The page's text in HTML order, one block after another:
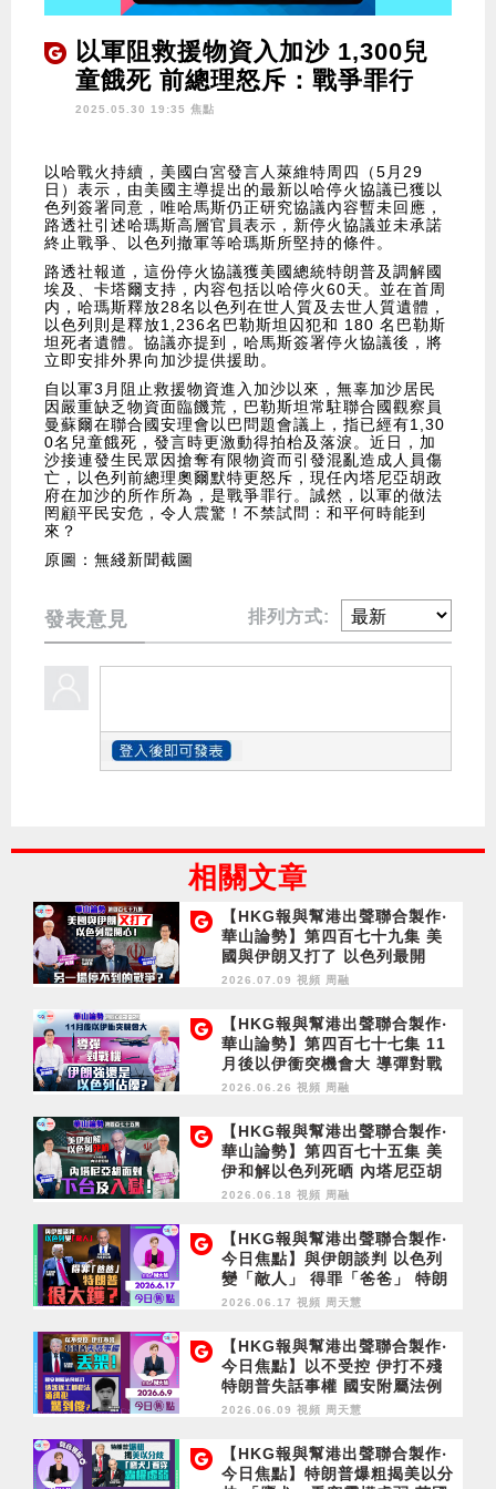
以軍阻救援物資入加沙 1,300兒
童餓死 前總理怒斥：戰爭罪行
2025.05.30 19:35 焦點
以哈戰火持續，美國白宮發言人萊維特周四（5月29
日）表示，由美國主導提出的最新以哈停火協議已獲以
色列簽署同意，唯哈馬斯仍正研究協議內容暫未回應，
路透社引述哈瑪斯高層官員表示，新停火協議並未承諾
終止戰爭、以色列撤軍等哈瑪斯所堅持的條件。
路透社報道，這份停火協議獲美國總統特朗普及調解國
埃及、卡塔爾支持，内容包括以哈停火60天。並在首周
内，哈瑪斯釋放28名以色列在世人質及去世人質遺體，
以色列則是釋放1,236名巴勒斯坦囚犯和 180 名巴勒斯
坦死者遺體。協議亦提到，哈馬斯簽署停火協議後，將
立即安排外界向加沙提供援助。
自以軍3月阻止救援物資進入加沙以來，無辜加沙居民
因嚴重缺乏物資面臨饑荒，巴勒斯坦常駐聯合國觀察員
曼蘇爾在聯合國安理會以巴問題會議上，指已經有1,30
0名兒童餓死，發言時更激動得拍枱及落淚。近日，加
沙接連發生民眾因搶奪有限物資而引發混亂造成人員傷
亡，以色列前總理奧爾默特更怒斥，現任內塔尼亞胡政
府在加沙的所作所為，是戰爭罪行。誠然，以軍的做法
罔顧平民安危，令人震驚！不禁試問：和平何時能到
來？
原圖：無綫新聞截圖
發表意見 排列方式:
相關文章
【HKG報與幫港出聲聯合製作‧
華山論勢】第四百七十九集 美
國與伊朗又打了 以色列最開
心！另一場停不到的戰爭？
2026.07.09 視頻 周融
【HKG報與幫港出聲聯合製作‧
華山論勢】第四百七十七集 11
月後以伊衝突機會大 導彈對戰
機 伊朗強還是以色列佔優？
2026.06.26 視頻 周融
【HKG報與幫港出聲聯合製作‧
華山論勢】第四百七十五集 美
伊和解以色列死晒 內塔尼亞胡
面對下台及入獄！
2026.06.18 視頻 周融
【HKG報與幫港出聲聯合製作‧
今日焦點】與伊朗談判 以色列
變「敵人」 得罪「爸爸」 特朗
普很大鑊？
2026.06.17 視頻 周天慧
【HKG報與幫港出聲聯合製作‧
今日焦點】以不受控 伊打不殘
特朗普失話事權 國安附屬法例
修訂 造謠返工都犯法 通緝犯驚
2026.06.09 視頻 周天慧
【HKG報與幫港出聲聯合製作‧
今日焦點】特朗普爆粗揭美以分